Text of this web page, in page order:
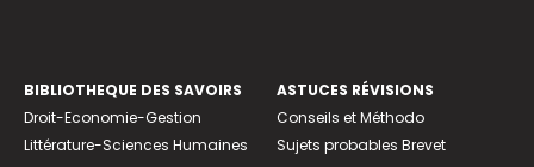
BIBLIOTHEQUE DES SAVOIRS
Droit-Economie-Gestion
Littérature-Sciences Humaines
ASTUCES RÉVISIONS
Conseils et Méthodo
Sujets probables Brevet